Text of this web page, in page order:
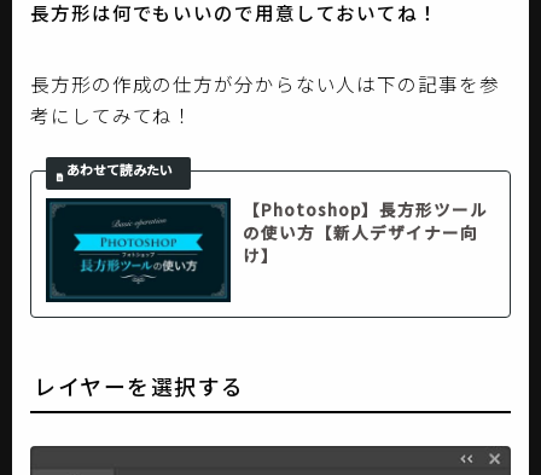
長方形は何でもいいので用意しておいてね！
長方形の作成の仕方が分からない人は下の記事を参
考にしてみてね！
【Photoshop】長方形ツール
の使い方【新人デザイナー向
け】
レイヤーを選択する